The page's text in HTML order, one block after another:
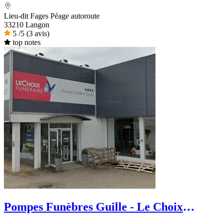
Lieu-dit Fages Péage autoroute
33210 Langon
5 /5 (3 avis)
top notes
Pompes Funèbres Guille - Le Choix